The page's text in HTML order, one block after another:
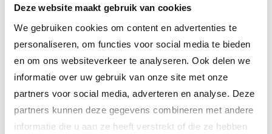
Deze website maakt gebruik van cookies
We gebruiken cookies om content en advertenties te
personaliseren, om functies voor social media te bieden
en om ons websiteverkeer te analyseren. Ook delen we
informatie over uw gebruik van onze site met onze
partners voor social media, adverteren en analyse. Deze
partners kunnen deze gegevens combineren met andere
informatie die u aan ze heeft verstrekt of die ze hebben